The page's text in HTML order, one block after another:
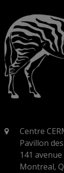
Centre
Pavillon
141
Montreal,